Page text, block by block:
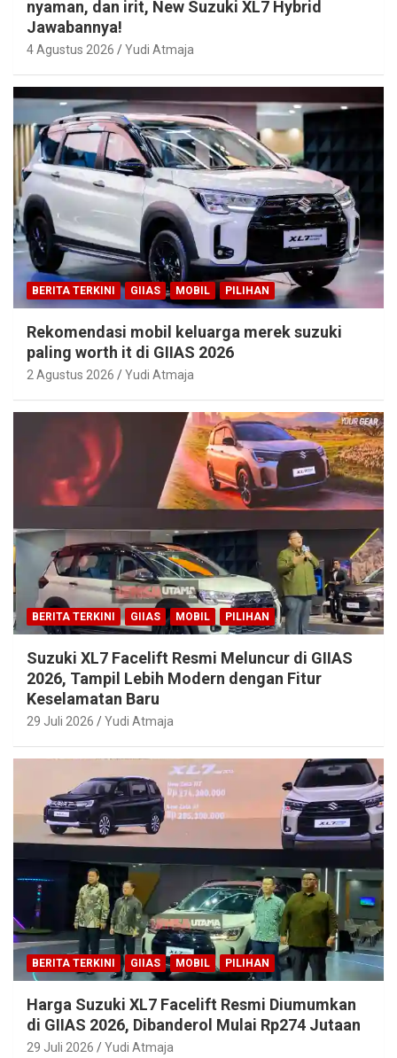
nyaman, dan irit, New Suzuki XL7 Hybrid
Jawabannya!
4 Agustus 2026 Yudi Atmaja
BERITA TERKINI GIIAS MOBIL PILIHAN
Rekomendasi mobil keluarga merek suzuki
paling worth it di GIIAS 2026
2 Agustus 2026 Yudi Atmaja
BERITA TERKINI GIIAS MOBIL PILIHAN
Suzuki XL7 Facelift Resmi Meluncur di GIIAS
2026, Tampil Lebih Modern dengan Fitur
Keselamatan Baru
29 Juli 2026 Yudi Atmaja
BERITA TERKINI GIIAS MOBIL PILIHAN
Harga Suzuki XL7 Facelift Resmi Diumumkan
di GIIAS 2026, Dibanderol Mulai Rp274 Jutaan
29 Juli 2026 Yudi Atmaja